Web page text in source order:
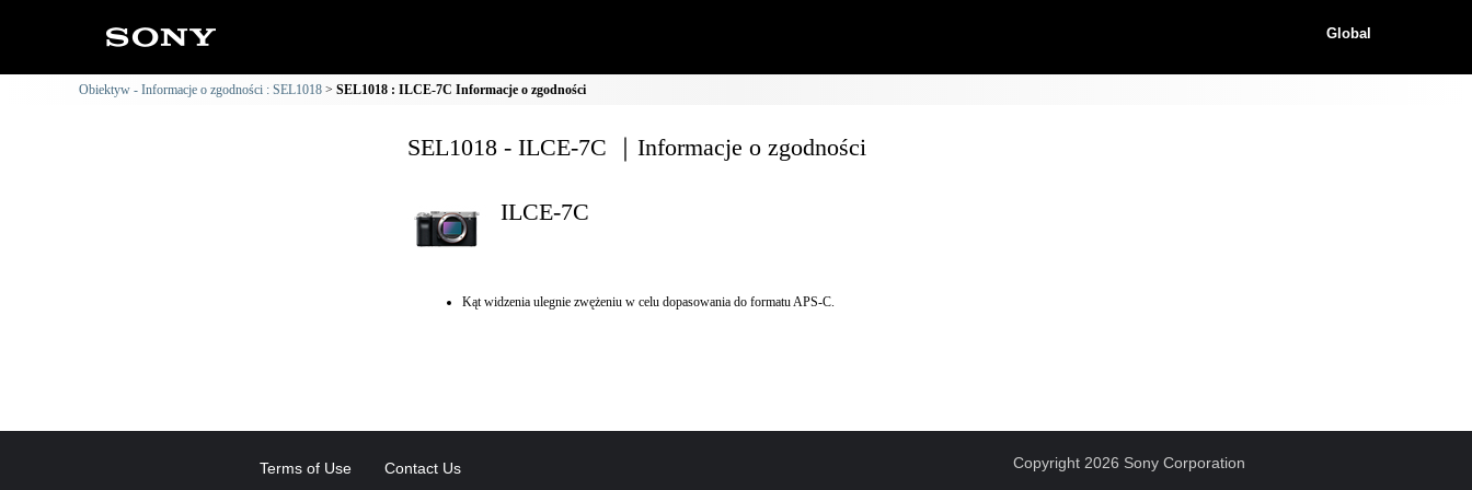
Global
Obiektyw - Informacje o zgodności : SEL1018 SEL1018 : ILCE-7C Informacje o zgodności
SEL1018 - ILCE-7C ｜Informacje o zgodności
ILCE-7C
Kąt widzenia ulegnie zwężeniu w celu dopasowania do formatu APS-C.
Terms of Use Contact Us Copyright 2026 Sony Corporation